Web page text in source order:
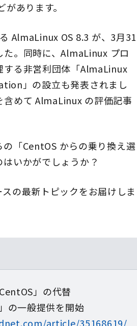
あります。
AlmaLinux OS 8.3 が、3月31
た。同時に、AlmaLinux プロ
する非営利団体「AlmaLinux
」の設立も発表されまし
含めて AlmaLinux の評価記事
の「CentOS からの乗り換え選
いかがでしょうか？
の最新トピックをお届けしま
」の代替
の一般提供を開始
article/35168619/